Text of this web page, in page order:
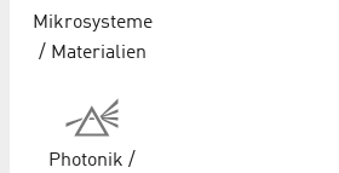
Mikrosysteme
/ Materialien
Photonik /